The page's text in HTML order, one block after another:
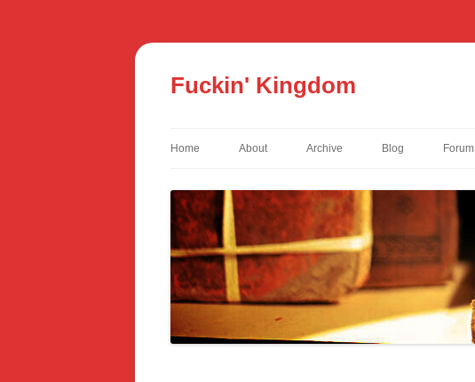
ン
ツ
ッ
Fuckin' Kingdom
Home About Archive Blog Forum